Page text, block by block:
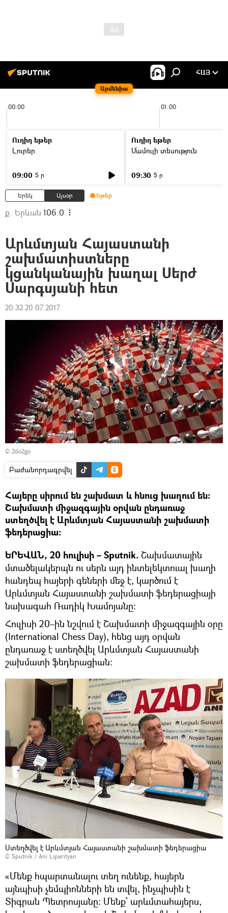
Արմենիա
ՀԱՅ
00:00 01:00
Ուղիղ եթեր
Լուրեր
09:00 5 ր
Ուղիղ եթեր
Մամուլի տեսություն
09:30 5 ր
Երեկ Այսօր Եթեր
ք. Երևան 106.0
Արևմտյան Հայաստանի
շախմատիստները
կցանկանային խաղալ Սերժ
Սարգսյանի հետ
20:32 20.07.2017
© 2do2go
Բաժանորդագրվել
Հայերը սիրում են շախմատ և հնուց խաղում են։
Շախմատի միջազգային օրվան ընդառաջ
ստեղծվել է Արևմտյան Հայաստանի շախմատի
ֆեդերացիա։
ԵՐԵՎԱՆ, 20 հուլիսի – Sputnik. Շախմատային
մտածելակերպն ու սերն այդ ինտելեկտուալ խաղի
հանդեպ հայերի գեների մեջ է, կարծում է
Արևմտյան Հայաստանի շախմատի ֆեդերացիայի
նախագահ Ռադիկ Խամոյանը։
Հուլիսի 20–ին նշվում է Շախմատի միջազգային օրը
(International Chess Day), հենց այդ օրվան
ընդառաջ է ստեղծվել Արևմտյան Հայաստանի
շախմատի ֆեդերացիան։
Ստեղծվել է Արևմտյան Հայաստանի շախմատի ֆեդերացիա
© Sputnik / Ani Liparityan
«Մենք հպարտանալու տեղ ունենք, հայերն
այնպիսի չեմպիոնների են տվել, ինչպիսին է
Տիգրան Պետրոսյանը։ Մենք՝ արևմտահայերս,